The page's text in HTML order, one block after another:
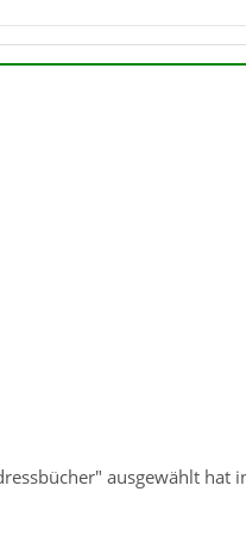
ausgewählt hat